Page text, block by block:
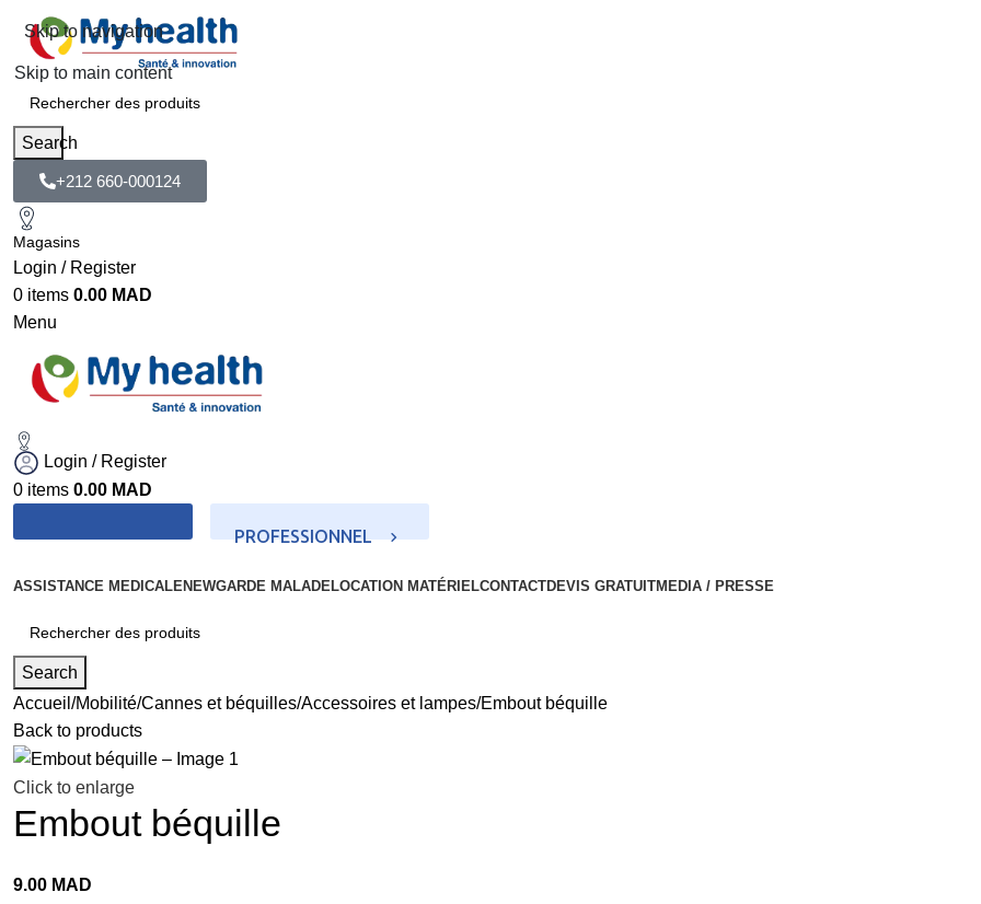
Skip to navigation
Skip to main content
Search
+212 660-000124
Magasins
Login / Register
0 items 0.00 MAD
Menu
Login / Register
0 items 0.00 MAD
PROFESSIONNEL
ASSISTANCE MEDICALE NEWGARDE MALADE LOCATION MATÉRIELCONTACTDEVIS GRATUITMEDIA / PRESSE
Search
Accueil Mobilité Cannes et béquilles Accessoires et lampes Embout béquille
Back to products
Click to enlarge
Embout béquille
9.00 MAD